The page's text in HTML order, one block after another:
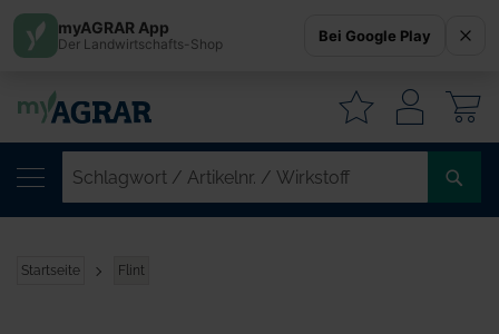
Startseite Flint
myAGRAR App
Der Landwirtschafts-Shop Bei Google Play